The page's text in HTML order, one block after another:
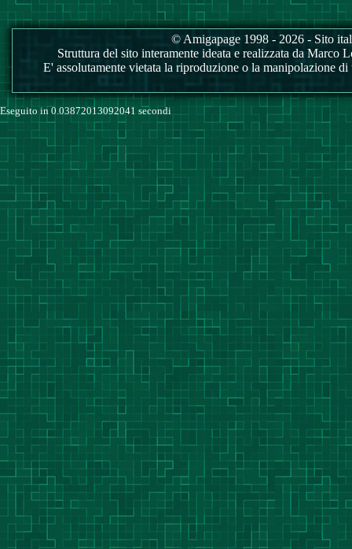
© Amigapage 1998 - 2026 - Sito
Struttura del sito interamente ideata e realizzata da
E' assolutamente vietata la riproduzione o la manipolazione
Eseguito in 0.03872013092041 secondi